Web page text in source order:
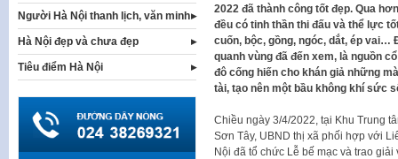
2022 đã thành công tốt đẹp. Qua
đều có tinh thần thi đấu và thể lực
cuốn, bộc, gồng, ngóc, dắt, ép vai…
quanh vùng đã đến xem, là nguồn
đô cống hiến cho khán giả những
tài, tạo nên một bầu không khí sức
Chiều ngày 3/4/2022, tại Khu Trung
Sơn Tây, UBND thị xã phối hợp với
Nội đã tổ chức Lễ bế mạc và trao
Người Hà Nội thanh lịch, văn minh
Hà Nội đẹp và chưa đẹp
Tiêu điểm Hà Nội